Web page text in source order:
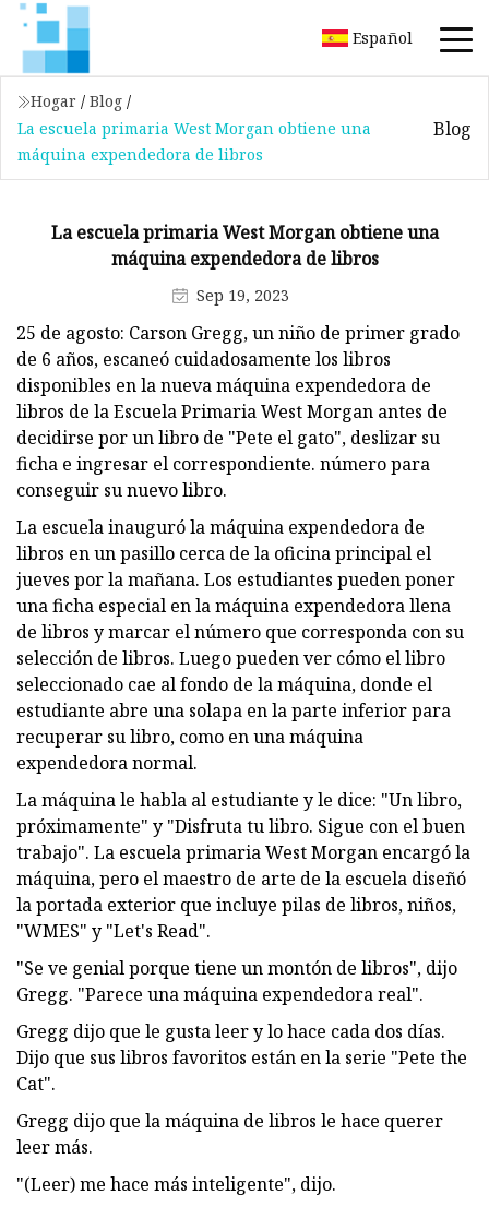
Español
Hogar / Blog /
La escuela primaria West Morgan obtiene una
máquina expendedora de libros
Blog
La escuela primaria West Morgan obtiene una
máquina expendedora de libros
Sep 19, 2023
25 de agosto: Carson Gregg, un niño de primer grado
de 6 años, escaneó cuidadosamente los libros
disponibles en la nueva máquina expendedora de
libros de la Escuela Primaria West Morgan antes de
decidirse por un libro de "Pete el gato", deslizar su
ficha e ingresar el correspondiente. número para
conseguir su nuevo libro.
La escuela inauguró la máquina expendedora de
libros en un pasillo cerca de la oficina principal el
jueves por la mañana. Los estudiantes pueden poner
una ficha especial en la máquina expendedora llena
de libros y marcar el número que corresponda con su
selección de libros. Luego pueden ver cómo el libro
seleccionado cae al fondo de la máquina, donde el
estudiante abre una solapa en la parte inferior para
recuperar su libro, como en una máquina
expendedora normal.
La máquina le habla al estudiante y le dice: "Un libro,
próximamente" y "Disfruta tu libro. Sigue con el buen
trabajo". La escuela primaria West Morgan encargó la
máquina, pero el maestro de arte de la escuela diseñó
la portada exterior que incluye pilas de libros, niños,
"WMES" y "Let's Read".
"Se ve genial porque tiene un montón de libros", dijo
Gregg. "Parece una máquina expendedora real".
Gregg dijo que le gusta leer y lo hace cada dos días.
Dijo que sus libros favoritos están en la serie "Pete the
Cat".
Gregg dijo que la máquina de libros le hace querer
leer más.
"(Leer) me hace más inteligente", dijo.